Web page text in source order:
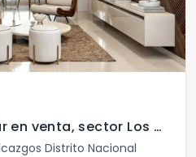
Apartamento Familiar en venta, sector Los Cacicazgos
Distrito Nacional